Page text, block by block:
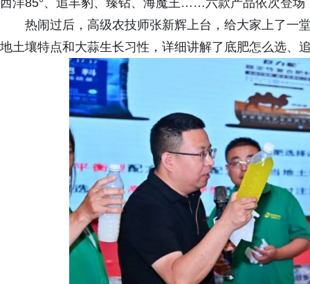
西洋85°、追丰豹、臻钻、海魔王……六款产品依次登场
热闹过后，高级农技师张新辉上台，给大家上了一
地土壤特点和大蒜生长习性，详细讲解了底肥怎么选、